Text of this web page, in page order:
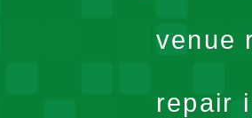
venue
repair